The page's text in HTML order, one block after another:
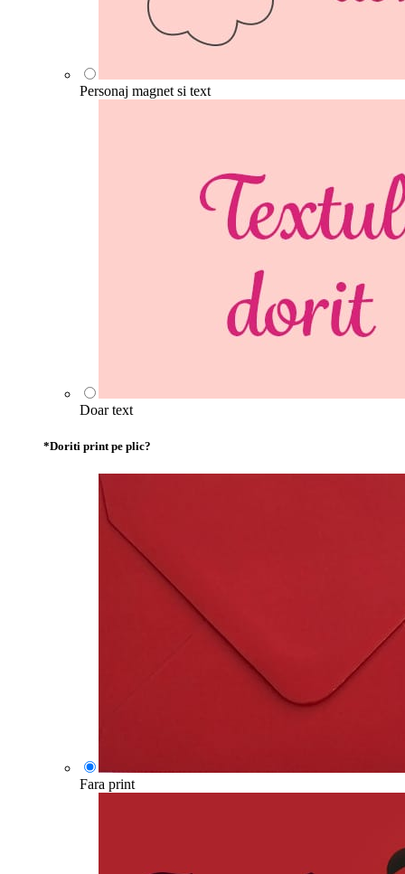
Personaj magnet si text
Doar text
*Doriti print pe plic?
Fara print